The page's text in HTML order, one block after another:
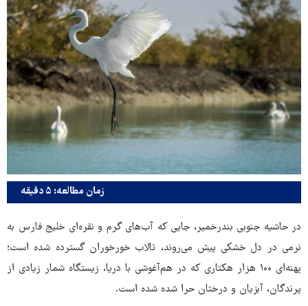
زمان مطالعه: ۵ دقیقه
در حاشیه جنوبی بندرخمیر، جایی که آب‌های گرم و نقره‌ای خلیج فارس به
نرمی در دل خشکی پیش می‌روند، تالاب خورخوران گسترده شده است؛
پهنه‌ای ۱۰۰ هزار هکتاری که در هم‌آغوشی با دریا، زیستگاه شمار زیادی از
پرندگان، آبزیان و درختان حرا شده شده است.